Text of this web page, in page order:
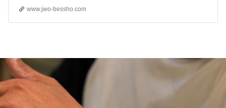
www.jwo-bessho.com